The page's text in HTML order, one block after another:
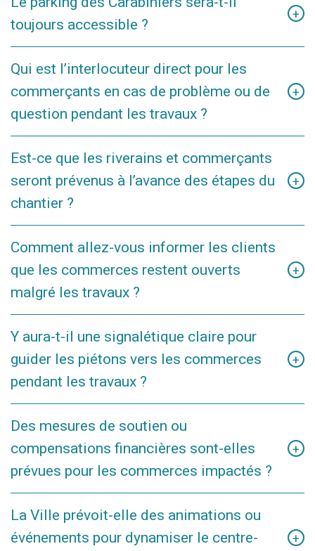
Lors des phases plus critiques du chantier, il se peut que
des périodes plus courtes. Les informations exactes vous
seront communiquées au fur et à mesure.
"Aquamarine" sera maintenue en permanence afin de
garantir l’accès des fournisseurs.
toujours accessible ?
+
Qui est l’interlocuteur direct pour les
commerçants en cas de problème ou de
question pendant les travaux ?
+
contacter via l’adresse suivante :
Est-ce que les riverains et commerçants
seront prévenus à l’avance des étapes du
chantier ?
+
d’informer les riverains et les commerçants de l’évolution
des travaux.
Comment allez-vous informer les clients
que les commerces restent ouverts
malgré les travaux ?
+
à l’entreprise d’apposer des panneaux indiquant l’accès à
pied aux commerces.
Y aura-t-il une signalétique claire pour
guider les piétons vers les commerces
pendant les travaux ?
+
en tout temps, y compris lors des phases de montage des
échafaudages. Un balisage et une signalétique adéquate
seront mis en place.
Des mesures de soutien ou
compensations financières sont-elles
prévues pour les commerces impactés ?
+
très limité. Toutefois, des aides ponctuelles pourraient être
proposées en fonction de l'évaluation de la situation.
La Ville prévoit-elle des animations ou
événements pour dynamiser le centre-
+